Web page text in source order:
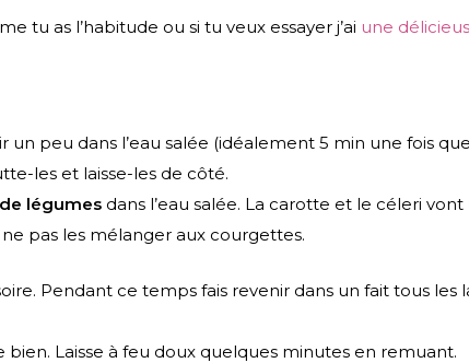
tu as l’habitude ou si tu veux essayer j’ai une
un peu dans l’eau salée (idéalement 5 min une fois
les et laisse-les de côté.
légumes dans l’eau salée. La carotte et le céleri
pas les mélanger aux courgettes.
Pendant ce temps fais revenir dans un fait tous les
bien. Laisse à feu doux quelques minutes en remuant.